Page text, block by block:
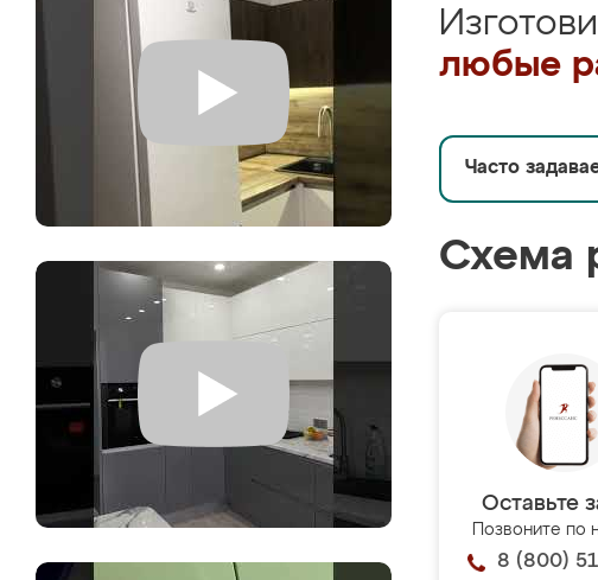
любые
Часто
Схема
Оставьте
Позвоните по
8 (800)